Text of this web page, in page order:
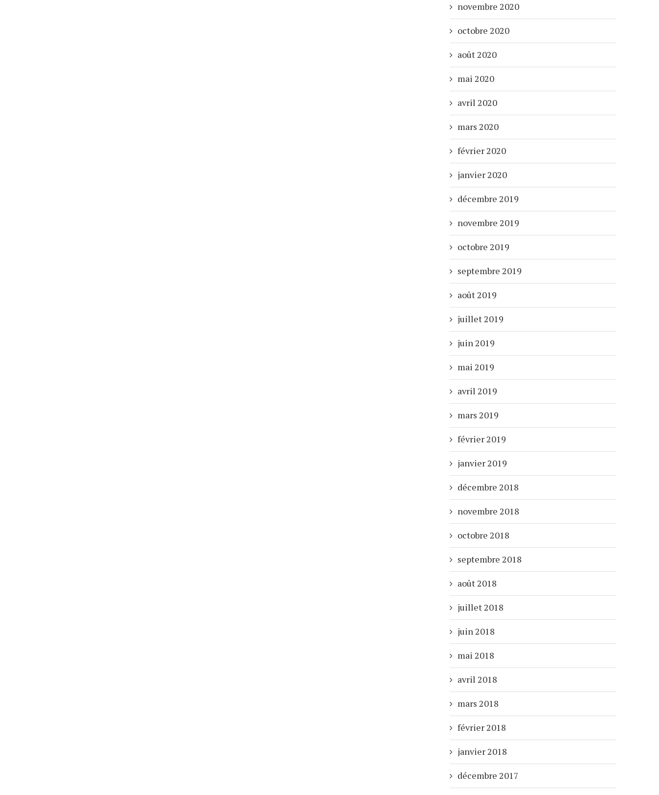
novembre 2020
octobre 2020
août 2020
mai 2020
avril 2020
mars 2020
février 2020
janvier 2020
décembre 2019
novembre 2019
octobre 2019
septembre 2019
août 2019
juillet 2019
juin 2019
mai 2019
avril 2019
mars 2019
février 2019
janvier 2019
décembre 2018
novembre 2018
octobre 2018
septembre 2018
août 2018
juillet 2018
juin 2018
mai 2018
avril 2018
mars 2018
février 2018
janvier 2018
décembre 2017